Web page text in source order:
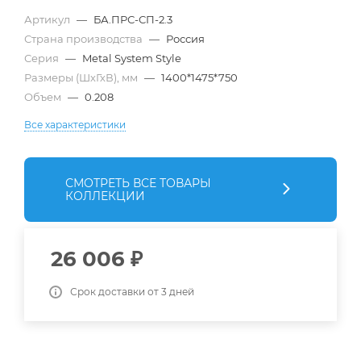
Артикул — БА.ПРС-СП-2.3
Страна производства — Россия
Серия — Metal System Style
Размеры (ШхГхВ), мм — 1400*1475*750
Объем — 0.208
Все характеристики
СМОТРЕТЬ ВСЕ ТОВАРЫ
КОЛЛЕКЦИИ
26 006 ₽
Срок доставки от 3 дней